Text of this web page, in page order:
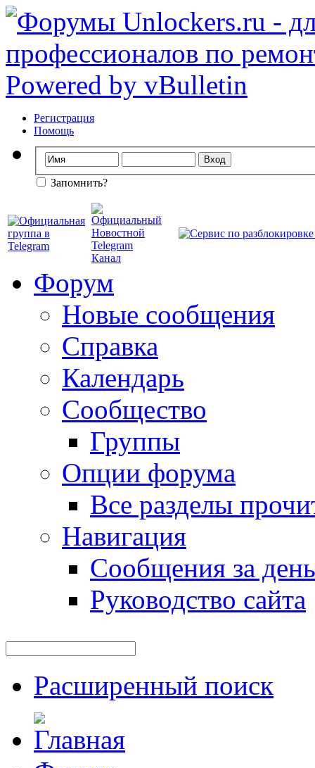
Регистрация
Помощь
Запомнить?
Форум
Новые сообщения
Справка
Календарь
Сообщество
Группы
Опции форума
Все разделы
Навигация
Сообщения за день
Руководство сайта
Расширенный поиск